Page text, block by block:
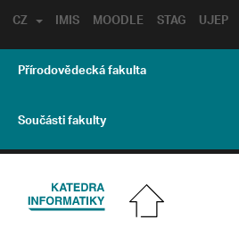
IMIS MOODLE STAG UJEP
CZ
Přírodovědecká fakulta
Součásti fakulty